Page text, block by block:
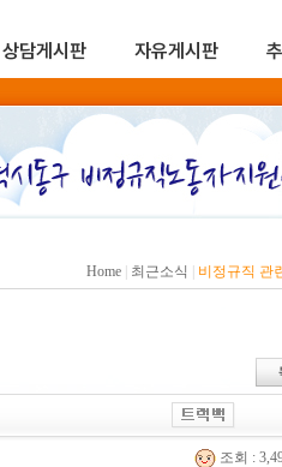
상담게시판 자유게시판
Home 최근소식 비정규직 관
조회 :